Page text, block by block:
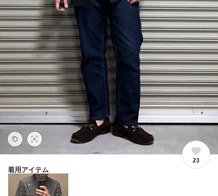
23
着用アイテム